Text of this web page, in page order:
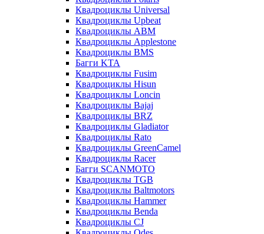
Квадроциклы Universal
Квадроциклы Upbeat
Квадроциклы ABM
Квадроциклы Applestone
Квадроциклы BMS
Багги KTA
Квадроциклы Fusim
Квадроциклы Hisun
Квадроциклы Loncin
Квадроциклы Bajaj
Квадроциклы BRZ
Квадроциклы Gladiator
Квадроциклы Rato
Квадроциклы GreenCamel
Квадроциклы Racer
Багги SCANMOTO
Квадроциклы TGB
Квадроциклы Baltmotors
Квадроциклы Hammer
Квадроциклы Benda
Квадроциклы CJ